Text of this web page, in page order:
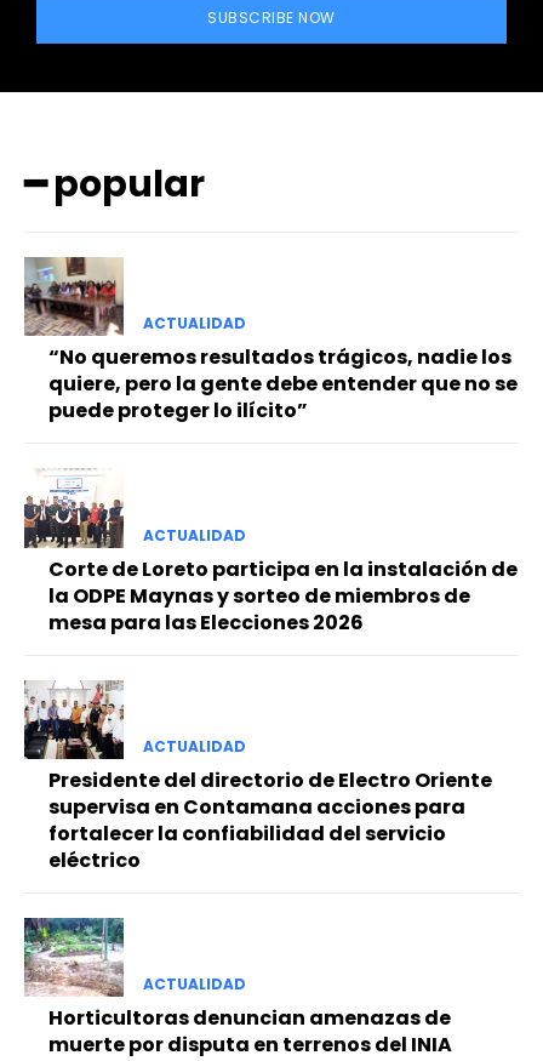
━ Planes
SUBSCRIBE NOW
━ popular
ACTUALIDAD
“No queremos resultados trágicos, nadie los
quiere, pero la gente debe entender que no se
puede proteger lo ilícito”
ACTUALIDAD
Corte de Loreto participa en la instalación de
la ODPE Maynas y sorteo de miembros de
mesa para las Elecciones 2026
ACTUALIDAD
Presidente del directorio de Electro Oriente
supervisa en Contamana acciones para
fortalecer la confiabilidad del servicio
eléctrico
ACTUALIDAD
Horticultoras denuncian amenazas de
muerte por disputa en terrenos del INIA